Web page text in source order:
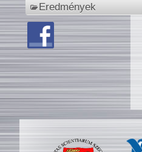
Eredmények